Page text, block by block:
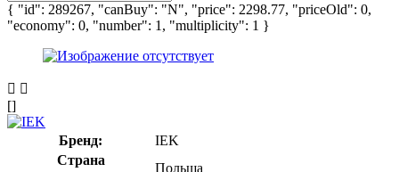
{ "id": 289267, "canBuy": "N", "price": 2298.77, "priceOld": 0,
"economy": 0, "number": 1, "multiplicity": 1 }
[]
Бренд:
IEK
Страна
Польша